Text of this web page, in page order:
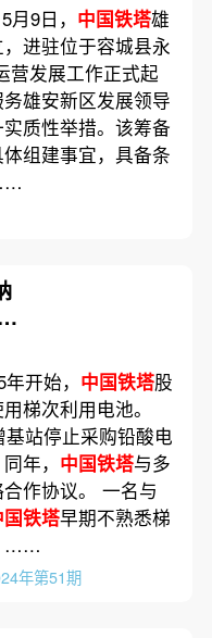
9日， 中国铁塔雄
进驻位于容城县永
营发展工作正式起
雄安新区发展领导
质性举措。该筹备
组建事宜，具备条
开始， 中国铁塔股
梯次利用电池。
站停止采购铅酸电
年， 中国铁塔与多
作协议。 一名与
国铁塔早期不熟悉梯
……
年第51期